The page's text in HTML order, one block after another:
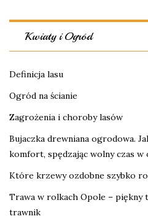
Kwiaty i Ogród
Definicja lasu
Ogród na ścianie
Zagrożenia i choroby lasów
Bujaczka drewniana ogrodowa.
komfort, spędzając wolny czas w
Które krzewy ozdobne szybko
Trawa w rolkach Opole – piękny
trawnik